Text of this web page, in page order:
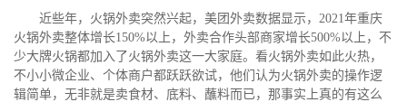
近些年，火锅外卖突然兴起，美团外卖数据显示，2021年重庆
火锅外卖整体增长150%以上，外卖合作头部商家增长500%以上，不
少大牌火锅都加入了火锅外卖这一大家庭。看火锅外卖如此火热，
不小小微企业、个体商户都跃跃欲试，他们认为火锅外卖的操作逻
辑简单，无非就是卖食材、底料、蘸料而已，那事实上真的有这么